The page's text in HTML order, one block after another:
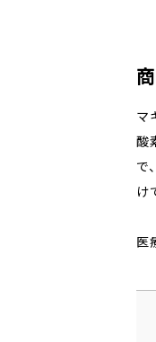
マ
酸
で
け
医